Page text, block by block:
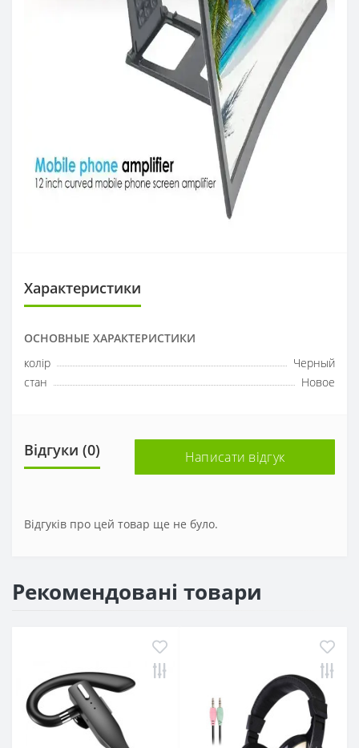
Характеристики
ОСНОВНЫЕ ХАРАКТЕРИСТИКИ
колір
Черный
стан
Новое
Відгуки (0) Написати відгук
Відгуків про цей товар ще не було.
Рекомендовані товари